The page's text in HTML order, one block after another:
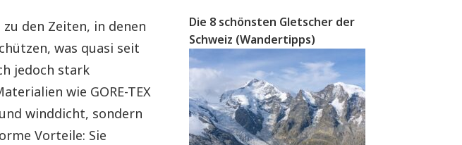
den Zeiten, in denen
was quasi seit
jedoch stark
wie GORE-TEX
winddicht, sondern
Vorteile: Sie
Die 8 schönsten Gletscher der
Schweiz (Wandertipps)